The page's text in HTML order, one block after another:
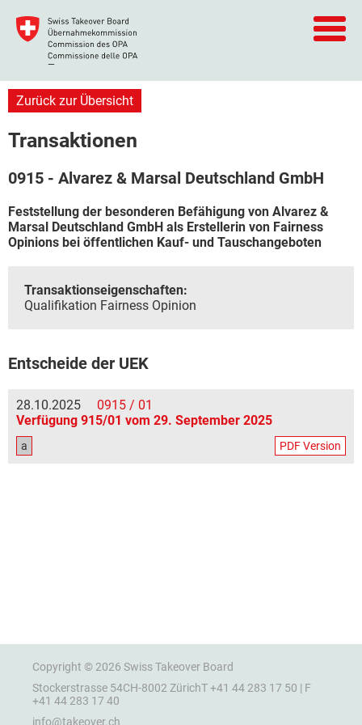
Zurück zur Übersicht
Transaktionen
0915 - Alvarez & Marsal Deutschland GmbH
Feststellung der besonderen Befähigung von Alvarez &
Marsal Deutschland GmbH als Erstellerin von Fairness
Opinions bei öffentlichen Kauf- und Tauschangeboten
Transaktionseigenschaften:
Qualifikation Fairness Opinion
Entscheide der UEK
28.10.2025
0915 / 01
Verfügung 915/01 vom 29. September 2025
a PDF Version
Copyright © 2026 Swiss Takeover Board
Stockerstrasse 54CH-8002 ZürichT +41 44 283 17 50 | F
+41 44 283 17 40
info@takeover.ch